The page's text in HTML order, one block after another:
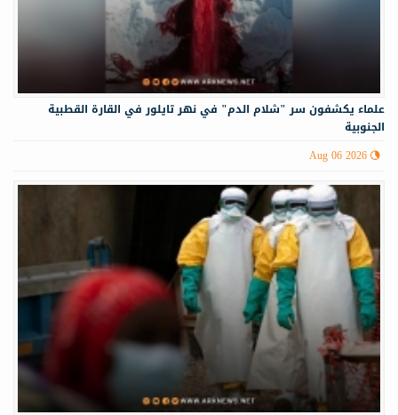
علماء يكشفون سر "شلام الدم" في نهر تايلور في القارة القطبية
الجنوبية
Aug 06 2026